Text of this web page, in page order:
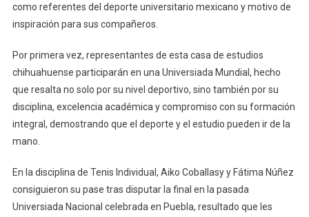
como referentes del deporte universitario mexicano y motivo de
inspiración para sus compañeros.
Por primera vez, representantes de esta casa de estudios
chihuahuense participarán en una Universiada Mundial, hecho
que resalta no solo por su nivel deportivo, sino también por su
disciplina, excelencia académica y compromiso con su formación
integral, demostrando que el deporte y el estudio pueden ir de la
mano.
En la disciplina de Tenis Individual, Aiko Coballasy y Fátima Núñez
consiguieron su pase tras disputar la final en la pasada
Universiada Nacional celebrada en Puebla, resultado que les